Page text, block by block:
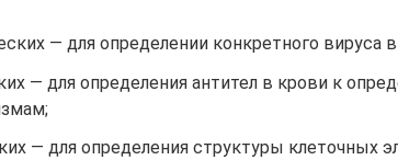
— для определении конкретного вируса
— для определения антител в крови к
— для определения структуры клеточных